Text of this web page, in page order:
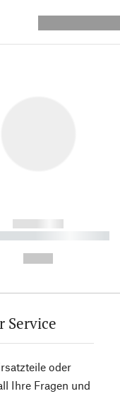
------------
----------- ----------
Service
oder
Ihre Fragen und